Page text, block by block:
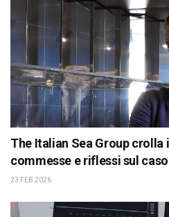
The Italian Sea Group
commesse e riflessi sul
23 FEB 2026